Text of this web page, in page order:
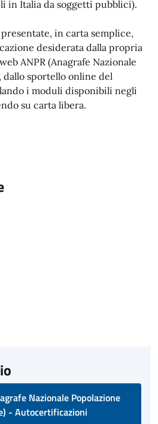
in Italia da soggetti pubblici).
in carta semplice,
desiderata dalla propria
ANPR (Anagrafe Nazionale
dallo sportello online del
i moduli disponibili negli
su carta libera.
Nazionale Popolazione
- Autocertificazioni